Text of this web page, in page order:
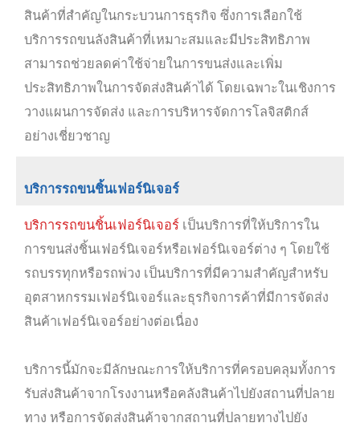
สินค้าที่สำคัญในกระบวนการธุรกิจ ซึ่งการเลือกใช้
บริการรถขนลังสินค้าที่เหมาะสมและมีประสิทธิภาพ
สามารถช่วยลดค่าใช้จ่ายในการขนส่งและเพิ่ม
ประสิทธิภาพในการจัดส่งสินค้าได้ โดยเฉพาะในเชิงการ
วางแผนการจัดส่ง และการบริหารจัดการโลจิสติกส์
อย่างเชี่ยวชาญ
บริการรถขนชิ้นเฟอร์นิเจอร์
บริการรถขนชิ้นเฟอร์นิเจอร์ เป็นบริการที่ให้บริการใน
การขนส่งชิ้นเฟอร์นิเจอร์หรือเฟอร์นิเจอร์ต่าง ๆ โดยใช้
รถบรรทุกหรือรถพ่วง เป็นบริการที่มีความสำคัญสำหรับ
อุตสาหกรรมเฟอร์นิเจอร์และธุรกิจการค้าที่มีการจัดส่ง
สินค้าเฟอร์นิเจอร์อย่างต่อเนื่อง
บริการนี้มักจะมีลักษณะการให้บริการที่ครอบคลุมทั้งการ
รับส่งสินค้าจากโรงงานหรือคลังสินค้าไปยังสถานที่ปลาย
ทาง หรือการจัดส่งสินค้าจากสถานที่ปลายทางไปยัง